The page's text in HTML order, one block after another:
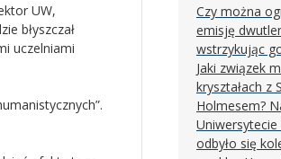
UW,
błyszczał
uczelniami
Czy można
emisję
wstrzykując
Jaki związek
kryształach z
Holmesem?
odbyło się